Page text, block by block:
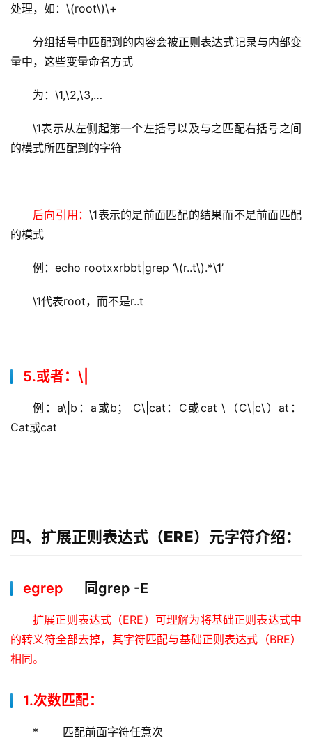
处理，如：\(root\)\+
分组括号中匹配到的内容会被正则表达式记录与内部变
量中，这些变量命名方式
为：\1,\2,\3,…
\1表示从左侧起第一个左括号以及与之匹配右括号之间
的模式所匹配到的字符
后向引用：\1表示的是前面匹配的结果而不是前面匹配
的模式
例：echo rootxxrbbt|grep ‘\(r..t\).*\1’
\1代表root，而不是r..t
5.或者：\|
例：a\|b：a或b； C\|cat：C或cat \（C\|c\）at：
Cat或cat
四、扩展正则表达式（ERE）元字符介绍：
egrep 同grep -E
扩展正则表达式（ERE）可理解为将基础正则表达式中
的转义符全部去掉，其字符匹配与基础正则表达式（BRE）
相同。
1.次数匹配：
*       匹配前面字符任意次